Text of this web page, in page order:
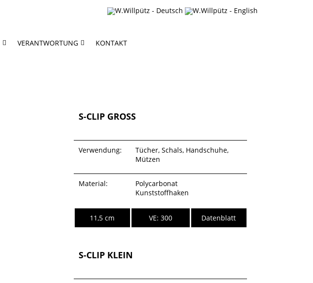
VERANTWORTUNG KONTAKT
S-CLIP GROSS
Verwendung:
Tücher, Schals, Handschuhe,
Mützen
Material:
Polycarbonat
Kunststoffhaken
11,5 cm VE: 300 Datenblatt
S-CLIP KLEIN